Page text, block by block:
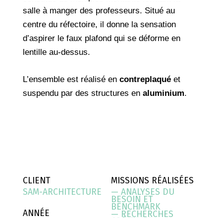
salle à manger des professeurs. Situé au
centre du réfectoire, il donne la sensation
d’aspirer le faux plafond qui se déforme en
lentille au-dessus. ​
L’ensemble est réalisé en contreplaqué et
suspendu par des structures en aluminium.
CLIENT
SAM-ARCHITECTURE
ANNÉE
MISSIONS RÉALISÉES
— ANALYSES DU
BESOIN ET
BENCHMARK
— RECHERCHES